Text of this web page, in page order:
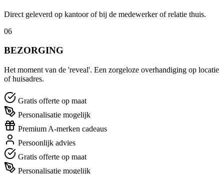
Direct geleverd op kantoor of bij de medewerker of relatie thuis.
06
BEZORGING
Het moment van de 'reveal'. Een zorgeloze overhandiging op locatie
of huisadres.
Gratis offerte op maat
Personalisatie mogelijk
Premium A-merken cadeaus
Persoonlijk advies
Gratis offerte op maat
Personalisatie mogelijk